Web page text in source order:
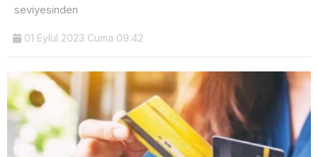
seviyesinden
01 Eylül 2023 Cuma 09:42